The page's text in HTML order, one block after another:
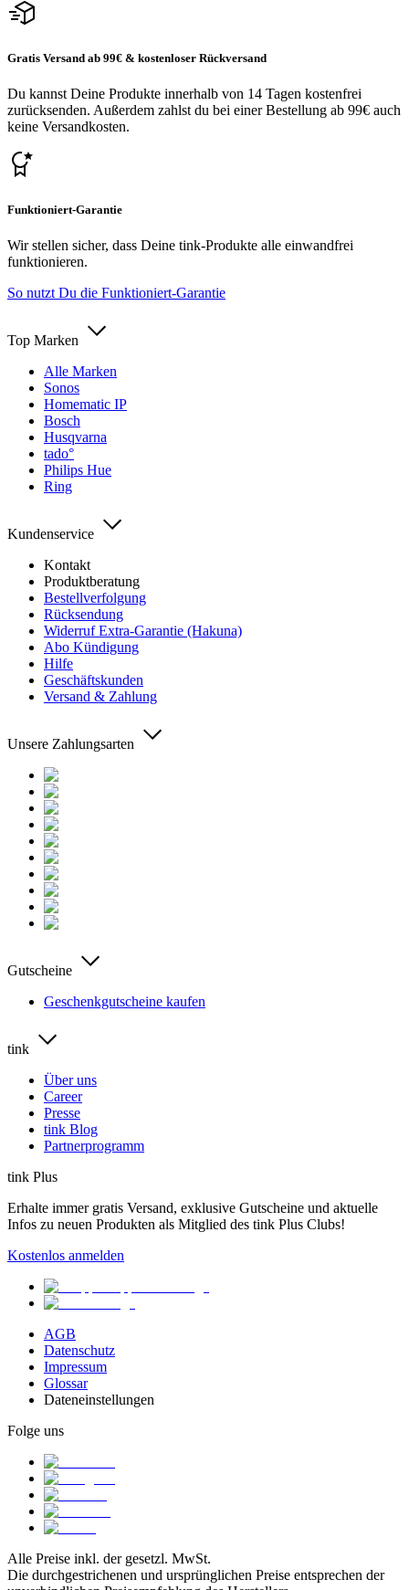
Gratis Versand ab 99€ & kostenloser Rückversand
Du kannst Deine Produkte innerhalb von 14 Tagen kostenfrei
zurücksenden. Außerdem zahlst du bei einer Bestellung ab 99€ auch
keine Versandkosten.
Funktioniert-Garantie
Wir stellen sicher, dass Deine tink-Produkte alle einwandfrei
funktionieren.
So nutzt Du die Funktioniert-Garantie
Top Marken
Alle Marken
Sonos
Homematic IP
Bosch
Husqvarna
tado°
Philips Hue
Ring
Kundenservice
Kontakt
Produktberatung
Bestellverfolgung
Rücksendung
Widerruf Extra-Garantie (Hakuna)
Abo Kündigung
Hilfe
Geschäftskunden
Versand & Zahlung
Unsere Zahlungsarten
Gutscheine
Geschenkgutscheine kaufen
tink
Über uns
Career
Presse
tink Blog
Partnerprogramm
tink Plus
Erhalte immer gratis Versand, exklusive Gutscheine und aktuelle
Infos zu neuen Produkten als Mitglied des tink Plus Clubs!
Kostenlos anmelden
AGB
Datenschutz
Impressum
Glossar
Dateneinstellungen
Folge uns
Alle Preise inkl. der gesetzl. MwSt.
Die durchgestrichenen und ursprünglichen Preise entsprechen der